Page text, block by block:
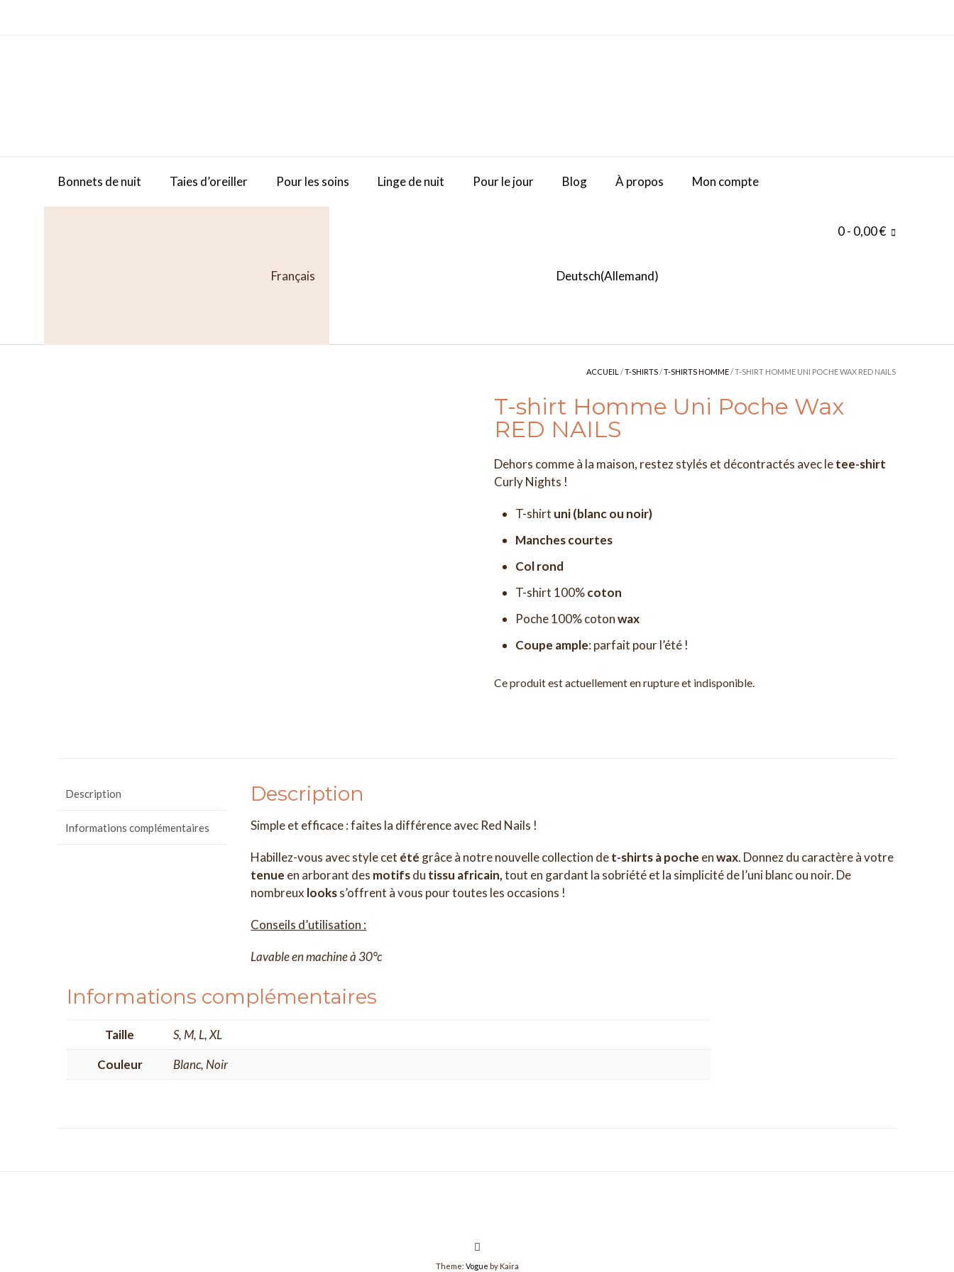
Bonnets de nuit Taies d’oreiller Pour les soins Linge de nuit Pour le jour Blog À propos Mon compte
Français Deutsch(Allemand)
0- 0,00 €
ACCUEIL /T-SHIRTS/T-SHIRTS HOMME/ T-SHIRT HOMME UNI POCHE WAX RED NAILS
T-shirt Homme Uni Poche Wax
RED NAILS
Dehors comme à la maison, restez stylés et décontractés avec letee-shirt
Curly Nights !
T-shirt uni (blanc ou noir)
Manches courtes
Col rond
T-shirt 100%coton
Poche 100% cotonwax
Coupe ample: parfait pour l’été !
Ce produit est actuellement en rupture et indisponible.
Description
Informations complémentaires
Description
Simple et efficace : faites la différence avec Red Nails !
Habillez-vous avec style cet été grâce à notre nouvelle collection det-shirts à poche enwax. Donnez du caractère à votre
tenue en arborant des motifsdu tissu africain,tout en gardant la sobriété et la simplicité de l’uni blanc ou noir. De
nombreux lookss’offrent à vous pour toutes les occasions !
Conseils d’utilisation :
Lavable en machine à 30°c
Informations complémentaires
Taille
S, M, L, XL
Couleur
Blanc, Noir
Theme: Vogue by Kaira